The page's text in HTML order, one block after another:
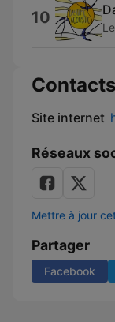
10
Contacts
Site internet
Réseaux
Mettre à jour
Partager
Facebook